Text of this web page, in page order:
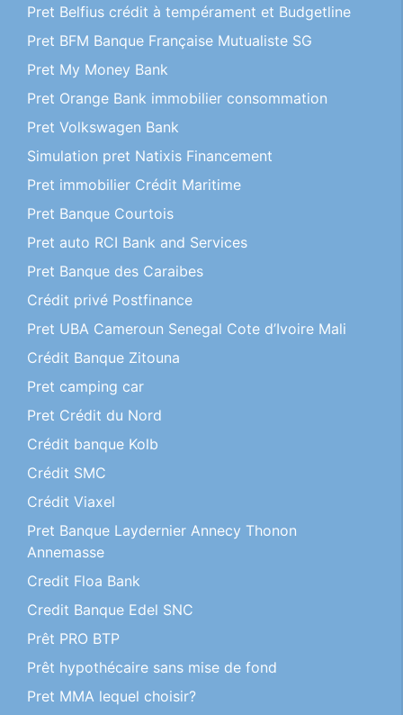
Pret Belfius crédit à tempérament et Budgetline
Pret BFM Banque Française Mutualiste SG
Pret My Money Bank
Pret Orange Bank immobilier consommation
Pret Volkswagen Bank
Simulation pret Natixis Financement
Pret immobilier Crédit Maritime
Pret Banque Courtois
Pret auto RCI Bank and Services
Pret Banque des Caraibes
Crédit privé Postfinance
Pret UBA Cameroun Senegal Cote d’Ivoire Mali
Crédit Banque Zitouna
Pret camping car
Pret Crédit du Nord
Crédit banque Kolb
Crédit SMC
Crédit Viaxel
Pret Banque Laydernier Annecy Thonon
Annemasse
Credit Floa Bank
Credit Banque Edel SNC
Prêt PRO BTP
Prêt hypothécaire sans mise de fond
Pret MMA lequel choisir?